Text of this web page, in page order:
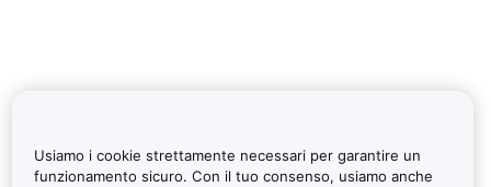
Usiamo i cookie strettamente necessari per garantire un
funzionamento sicuro. Con il tuo consenso, usiamo anche